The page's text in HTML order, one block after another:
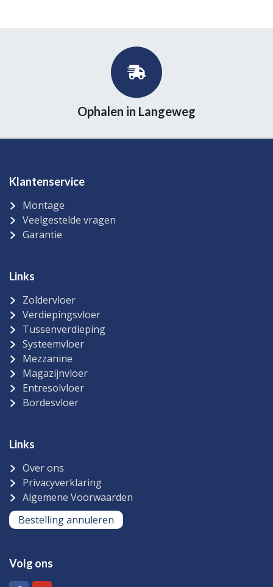
Ophalen in Langeweg
Klantenservice
Montage
Veelgestelde vragen
Garantie
Links
Zoldervloer
Verdiepingsvloer
Tussenverdieping
Systeemvloer
Mezzanine
Magazijnvloer
Entresolvloer
Bordesvloer
Links
Over ons
Privacyverklaring
Algemene Voorwaarden
Bestelling annuleren
Volg ons